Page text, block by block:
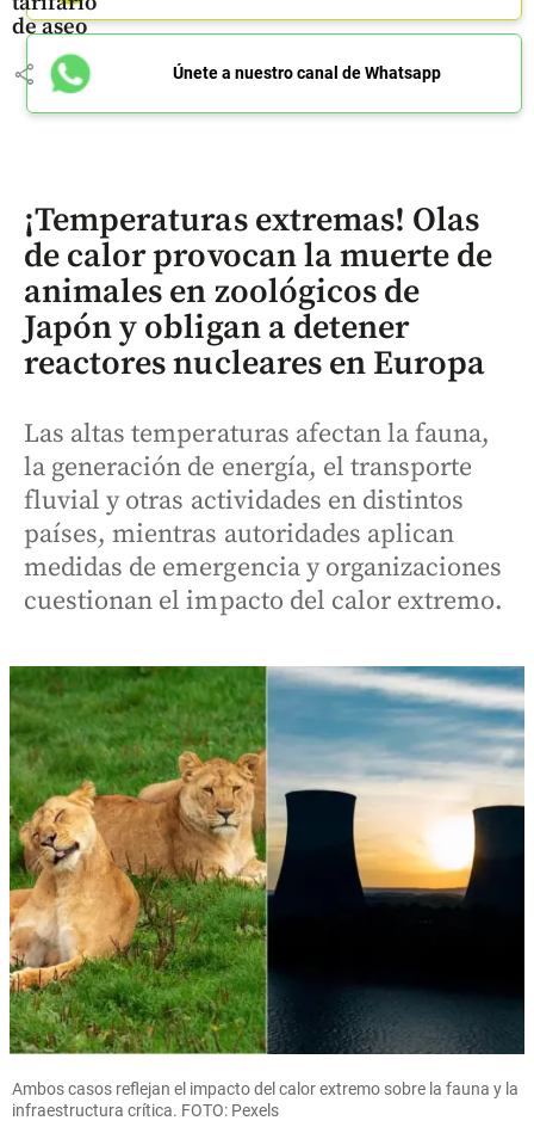
de aseo
share Únete a nuestro canal de Whatsapp
¡Temperaturas extremas! Olas
de calor provocan la muerte de
animales en zoológicos de
Japón y obligan a detener
reactores nucleares en Europa
Las altas temperaturas afectan la fauna,
la generación de energía, el transporte
fluvial y otras actividades en distintos
países, mientras autoridades aplican
medidas de emergencia y organizaciones
cuestionan el impacto del calor extremo.
Ambos casos reflejan el impacto del calor extremo sobre la fauna y la
infraestructura crítica. FOTO: Pexels